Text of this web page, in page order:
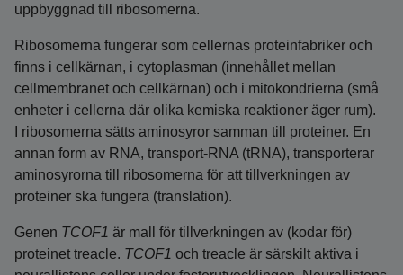
uppbyggnad till ribosomerna.
Ribosomerna fungerar som cellernas proteinfabriker och
finns i cellkärnan, i cytoplasman (innehållet mellan
cellmembranet och cellkärnan) och i mitokondrierna (små
enheter i cellerna där olika kemiska reaktioner äger rum).
I ribosomerna sätts aminosyror samman till proteiner. En
annan form av RNA, transport-RNA (tRNA), transporterar
aminosyrorna till ribosomerna för att tillverkningen av
proteiner ska fungera (translation).
Genen TCOF1 är mall för tillverkningen av (kodar för)
proteinet treacle. TCOF1 och treacle är särskilt aktiva i